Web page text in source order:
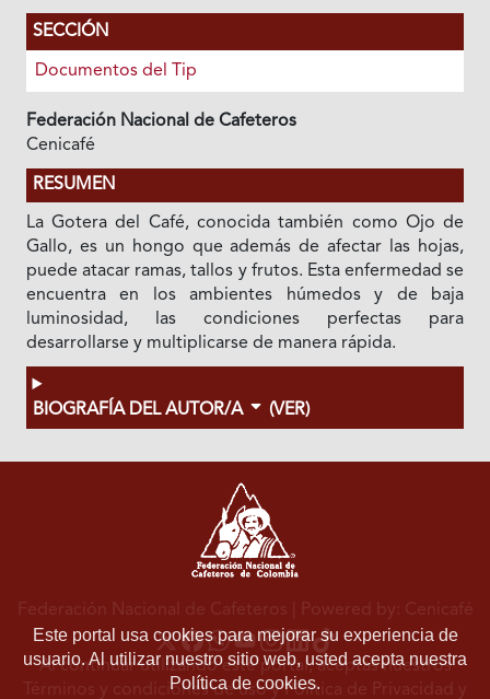
SECCIÓN
Documentos del Tip
Federación Nacional de Cafeteros
Cenicafé
RESUMEN
La Gotera del Café, conocida también como Ojo de
Gallo, es un hongo que además de afectar las hojas,
puede atacar ramas, tallos y frutos. Esta enfermedad se
encuentra en los ambientes húmedos y de baja
luminosidad, las condiciones perfectas para
desarrollarse y multiplicarse de manera rápida.
BIOGRAFÍA DEL AUTOR/A (VER)
Este portal usa cookies para mejorar su experiencia de
usuario. Al utilizar nuestro sitio web, usted acepta nuestra
Política de cookies.
Federación Nacional de Cafeteros | Powered by: Cenicafé
Al continuar utilizando este portal, aceptas nuestros
Términos y condiciones de usoyPolítica de Privacidad y